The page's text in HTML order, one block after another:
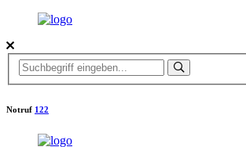
Notruf 122